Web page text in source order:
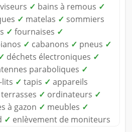
✓ bains à remous ✓
✓ matelas ✓ sommiers
✓ fournaises ✓
✓ cabanons ✓ pneus ✓
déchets électroniques ✓
paraboliques ✓
lits ✓ tapis ✓ appareils
terrasses ✓ ordinateurs ✓
à gazon ✓ meubles ✓
✓ enlèvement de moniteurs